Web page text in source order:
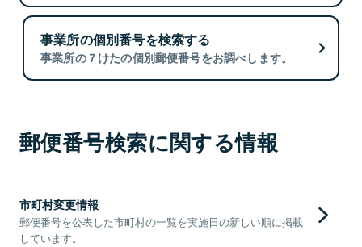
事業所の個別番号を検索する
事業所の７けたの個別郵便番号をお調べします。
郵便番号検索に関する情報
市町村変更情報
郵便番号を公表した市町村の一覧を実施日の新しい順に掲載
しています。